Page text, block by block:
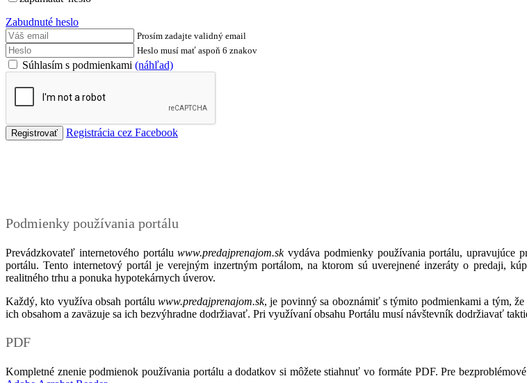
Zabudnuté heslo
Prosím zadajte validný email
Heslo musí mať aspoň 6 znakov
Súhlasím s podmienkami (náhľad)
Registrácia cez Facebook
Podmienky používania portálu
Prevádzkovateľ internetového portáluwww.predajprenajom.skvydáva podmienky používania portálu, upravujúce
portálu. Tento internetový portál je verejným inzertným portálom, na ktorom sú uverejnené inzeráty o predaji,
realitného trhu a ponuka hypotekárnych úverov.
Každý, kto využíva obsah portálu www.predajprenajom.sk, je povinný sa oboznámiť s týmito podmienkami a tým,
ich obsahom a zaväzuje sa ich bezvýhradne dodržiavať. Pri využívaní obsahu Portálu musí návštevník dodržiavať
PDF
Kompletné znenie podmienok používania portálu a dodatkov si môžete stiahnuť vo formáte PDF. Pre